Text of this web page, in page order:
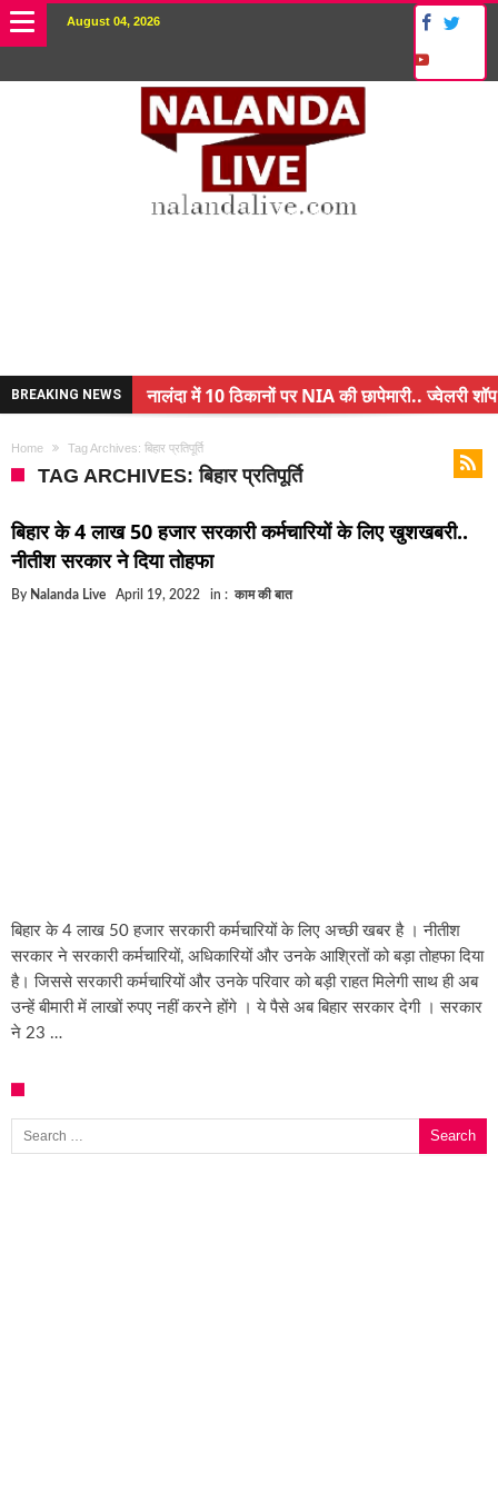
August 04, 2026
BREAKING NEWS
नालंदा में 10 ठिकानों पर NIA की छापेमारी.. ज्वेलरी शॉप
अंचल पदाधिकारी (CO) बर्खास्त.. फर्जीवाड़ा कर पाई थी
बिहार में एक और सिक्स लेन की मंजूरी.. जानिए किन-किन
क्रिकेटर ईशान किशन की शादी फिक्स, गर्लफ्रेंड से होगी
Home Tag Archives: बिहार प्रतिपूर्ति
TAG ARCHIVES: बिहार प्रतिपूर्ति
बिहार के 4 लाख 50 हजार सरकारी कर्मचारियों के लिए खुशखबरी..
नीतीश सरकार ने दिया तोहफा
By Nalanda Live April 19, 2022 in : काम की बात
बिहार के 4 लाख 50 हजार सरकारी कर्मचारियों के लिए अच्छी खबर है । नीतीश
सरकार ने सरकारी कर्मचारियों, अधिकारियों और उनके आश्रितों को बड़ा तोहफा दिया
है। जिससे सरकारी कर्मचारियों और उनके परिवार को बड़ी राहत मिलेगी साथ ही अब
उन्हें बीमारी में लाखों रुपए नहीं करने होंगे । ये पैसे अब बिहार सरकार देगी । सरकार
ने 23 …
Search for: